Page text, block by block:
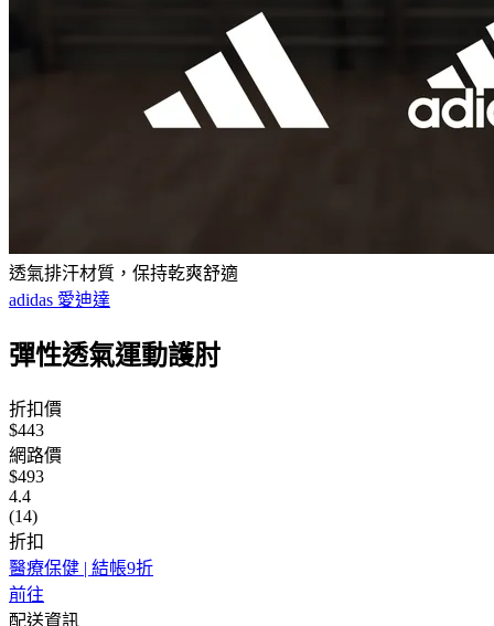
透氣排汗材質，保持乾爽舒適
adidas 愛迪達
彈性透氣運動護肘
折扣價
$443
網路價
$493
4.4
(14)
折扣
醫療保健 | 結帳9折
前往
配送資訊